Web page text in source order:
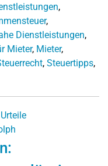
,
,
Dienstleistungen,
Mieter, Mieter,
, Steuertipps,
Urteile